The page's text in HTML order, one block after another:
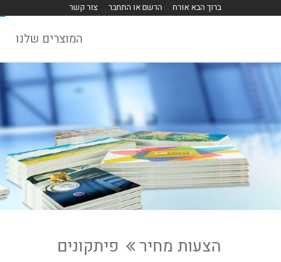
ברוך הבא אורח הרשם או התחבר צור קשר
המוצרים שלנו
הצעות מחיר פיתקונים